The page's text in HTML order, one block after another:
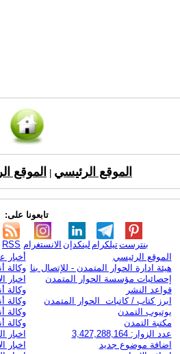
الموقع الرئيسي الموقع
تابعونا على:
RSS الانستغرام لينكدإن تيلكرامبنترست
الموقع الرئيسي
هيئة ادارة الحوار المتمدن - للإتصال بنا
إحصائيات مؤسسة الحوار المتمدن
قواعد النشر
ابرز كتاب / كاتبات الحوار المتمدن
يوتيوب التمدن
مكتبة التمدن
عدد الزوار: 3,427,288,164
اضافة موضوع جديد
أخبار
وكالة
اخبار
وكالة
وكالة
وكالة
وكالة
اخبار
اخبار